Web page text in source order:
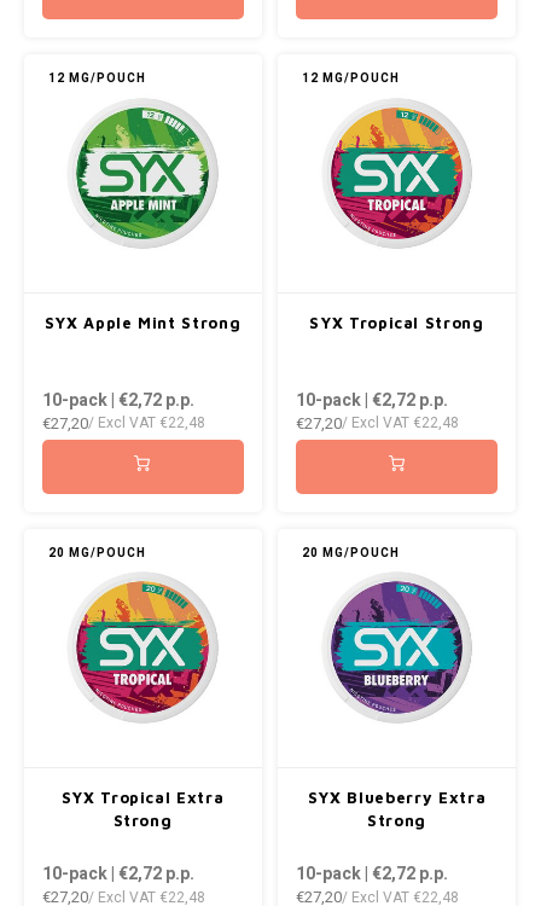
12 MG/POUCH
SYX Apple Mint Strong
10-pack | €2,72p.p.
€27,20/ Excl VAT €22,48
12 MG/POUCH
SYX Tropical Strong
10-pack | €2,72p.p.
€27,20/ Excl VAT €22,48
20 MG/POUCH
SYX Tropical Extra
Strong
10-pack | €2,72p.p.
€27,20/ Excl VAT €22,48
20 MG/POUCH
SYX Blueberry Extra
Strong
10-pack | €2,72p.p.
€27,20/ Excl VAT €22,48